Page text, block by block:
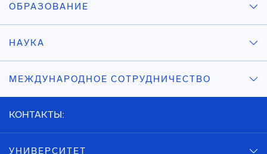
ОБРАЗОВАНИЕ
НАУКА
МЕЖДУНАРОДНОЕ СОТРУДНИЧЕСТВО
КОНТАКТЫ:
УНИВЕРСИТЕТ